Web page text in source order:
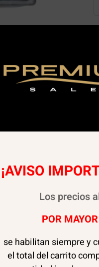
¡AVISO
Los precios
POR MAYOR
se habilitan siempre y
el total del carrito